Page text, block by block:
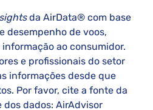
da AirData® com base
desempenho de voos,
ao consumidor.
e profissionais do setor
informações desde que
Por favor, cite a fonte da
dados: AirAdvisor